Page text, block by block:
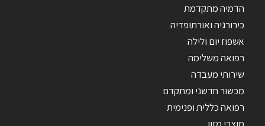
הדמיה מתקדמת
כירורגיה ואורתופדיה
אשפוז יום ולילה
רפואה משלימה
שירותי מעבדה
מכשור חדשני ומתקדם
רפואה כללית ופנימית
מוצרי מזון